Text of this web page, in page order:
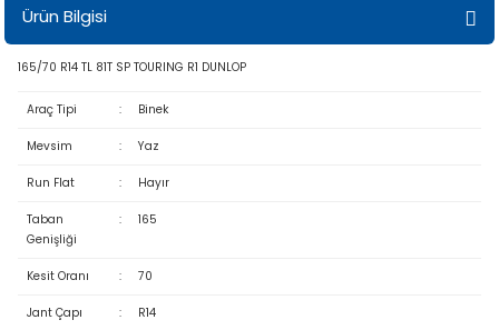
Ürün Bilgisi
165/70 R14 TL 81T SP TOURING R1 DUNLOP
Araç Tipi : Binek
Mevsim : Yaz
Run Flat : Hayır
Taban
Genişliği
: 165
Kesit Oranı : 70
Jant Çapı : R14